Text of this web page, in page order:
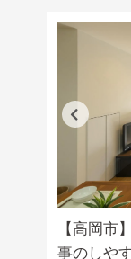
【高岡市
事のしや